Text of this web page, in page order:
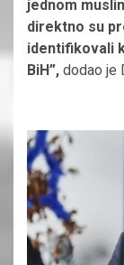
jednom
direktno su
identifikovali
BiH”, dodao je